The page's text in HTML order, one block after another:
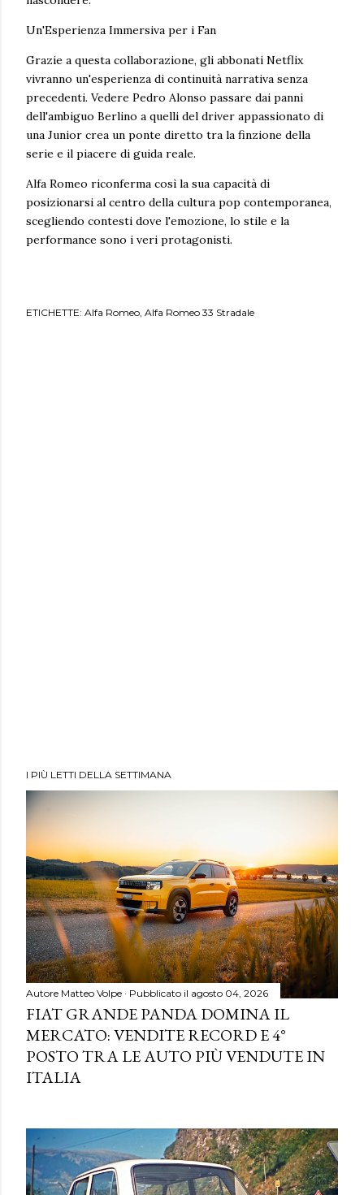
Un'Esperienza Immersiva per i Fan
Grazie a questa collaborazione, gli abbonati Netflix
vivranno un'esperienza di continuità narrativa senza
precedenti. Vedere Pedro Alonso passare dai panni
dell'ambiguo Berlino a quelli del driver appassionato di
una Junior crea un ponte diretto tra la finzione della
serie e il piacere di guida reale.
Alfa Romeo riconferma così la sua capacità di
posizionarsi al centro della cultura pop contemporanea,
scegliendo contesti dove l'emozione, lo stile e la
performance sono i veri protagonisti.
ETICHETTE: Alfa Romeo Alfa Romeo 33 Stradale
I PIÙ LETTI DELLA SETTIMANA
Autore Matteo Volpe Pubblicato il agosto 04, 2026
FIAT GRANDE PANDA DOMINA IL
MERCATO: VENDITE RECORD E 4°
POSTO TRA LE AUTO PIÙ VENDUTE IN
ITALIA